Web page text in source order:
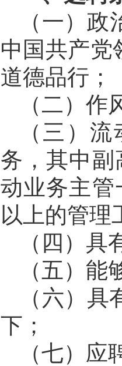
（一）
中国共产党
道德品行；
（二）
（三）
务，其中
动业务主
以上的管理
（四）
（五）
（六）
下；
（七）